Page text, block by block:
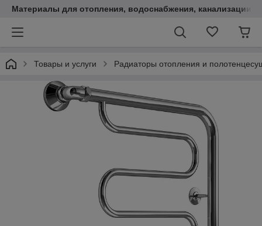
Материалы для отопления, водоснабжения, канализации.
Товары и услуги Радиаторы отопления и